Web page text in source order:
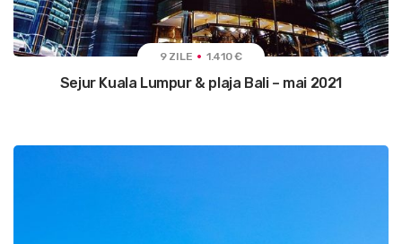
9 ZILE 1.410 €
Sejur Kuala Lumpur & plaja Bali – mai 2021